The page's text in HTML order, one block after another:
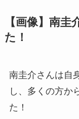
【画像】南
た！
南圭介さんは自
し、多くの方か
た！